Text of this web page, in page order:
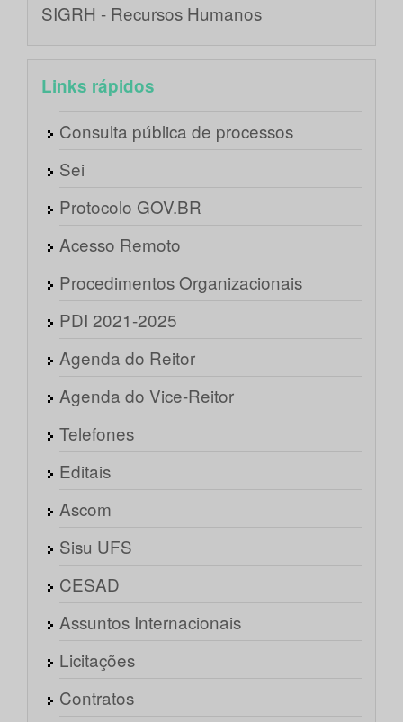
SIGRH - Recursos Humanos
Links rápidos
Consulta pública de processos
Sei
Protocolo GOV.BR
Acesso Remoto
Procedimentos Organizacionais
PDI 2021-2025
Agenda do Reitor
Agenda do Vice-Reitor
Telefones
Editais
Ascom
Sisu UFS
CESAD
Assuntos Internacionais
Licitações
Contratos